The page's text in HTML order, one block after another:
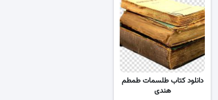
دانلود کتاب طلسمات طمطم
هندی